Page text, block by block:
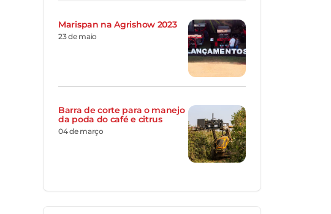
Marispan na Agrishow 2023
23 de maio
Barra de corte para o manejo
da poda do café e citrus
04 de março